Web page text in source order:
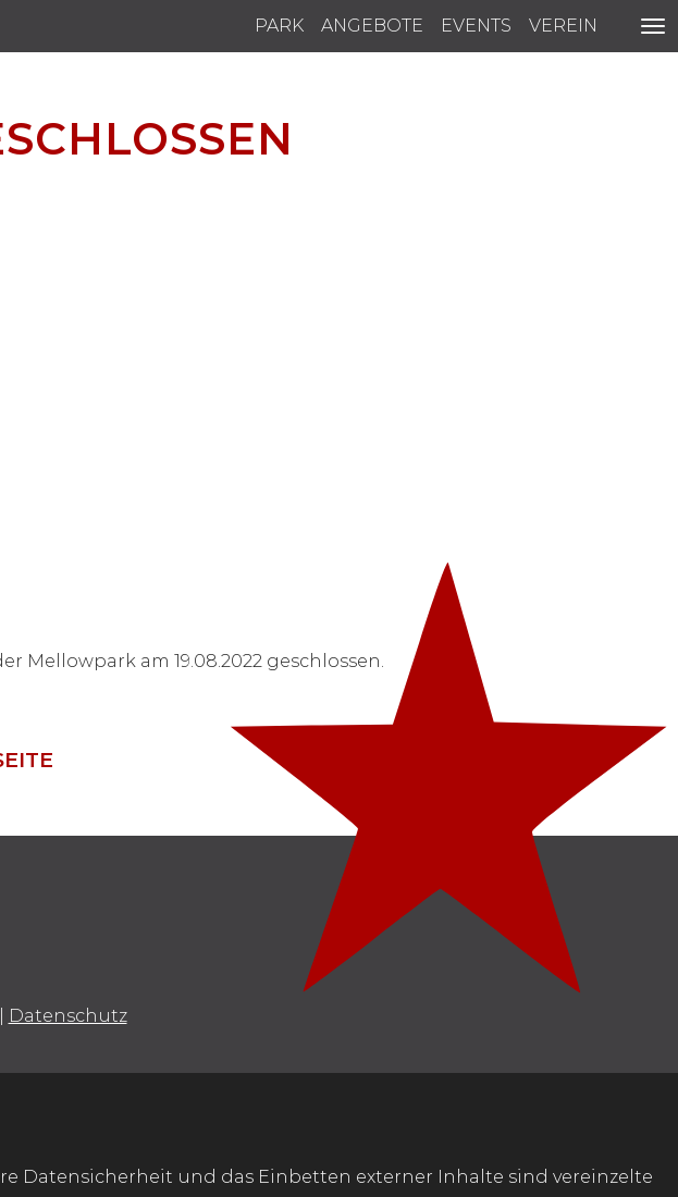
PARK ANGEBOTE EVENTS VEREIN
am 19.08.2022 geschlossen.
Datenschutz
Datensicherheit und das Einbetten externer Inhalte sind vereinzelte